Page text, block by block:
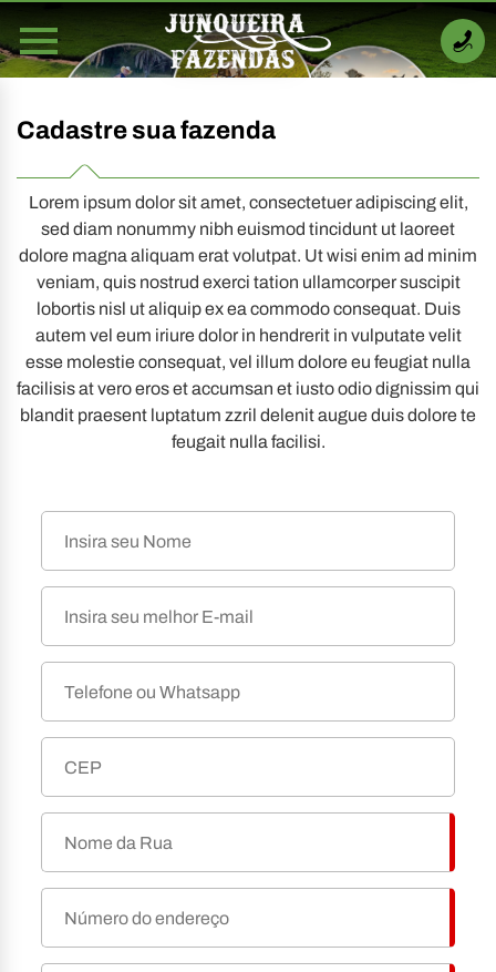
Cadastre sua fazenda
Lorem ipsum dolor sit amet, consectetuer adipiscing elit,
sed diam nonummy nibh euismod tincidunt ut laoreet
dolore magna aliquam erat volutpat. Ut wisi enim ad minim
veniam, quis nostrud exerci tation ullamcorper suscipit
lobortis nisl ut aliquip ex ea commodo consequat. Duis
autem vel eum iriure dolor in hendrerit in vulputate velit
esse molestie consequat, vel illum dolore eu feugiat nulla
facilisis at vero eros et accumsan et iusto odio dignissim qui
blandit praesent luptatum zzril delenit augue duis dolore te
feugait nulla facilisi.